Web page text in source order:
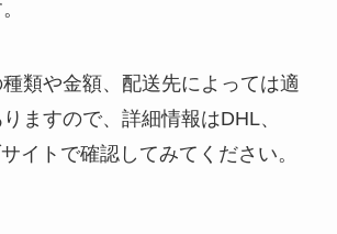
類や金額、配送先によっては適
ますので、詳細情報はDHL、
イトで確認してみてください。